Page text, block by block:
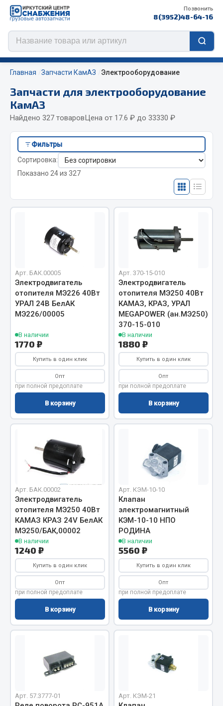
Позвонить
8(3952)48-64-16
Цепи противоскольжения
ЦЕПИ РОССИЯ
ЦЕПИ BOHU (Китай)
Изготовление цепей на колеса BOHU
QITONG
Отопители салона, подогреватели
Автономные воздушные отопители
Отопители салона
Подогреватели тосола
Весь раздел
Автотовары
Автозвук
Автокаталоги
Аксессуары автомобильные
Аптечки и знаки автомобильные
Брызговики
Вентиляторы кабины
Вымпела
Показать ещё
Весь раздел
Смазочные материалы
Масла
Охладжающие жидкости
Технические жидкости
Весь раздел
МЕТИЗЫ
Пресс-масленки
Главная Запчасти КамАЗ Электрооборудование
Запчасти для электрооборудование
КамАЗ
Найдено 327 товаровЦена от 17.6 ₽ до 33330 ₽
Фильтры
Сортировка:
Показано 24 из 327
Арт. БАК.00005
Электродвигатель
отопителя МЭ226 40Вт
УРАЛ 24В БелАК
МЭ226/00005
В наличии
1770 ₽
Купить в один клик
Опт
при полной предоплате
В корзину
Арт. 370-15-010
Электродвигатель
отопителя МЭ250 40Вт
КАМАЗ, КРАЗ, УРАЛ
MEGAPOWER (ан.МЭ250)
370-15-010
В наличии
1880 ₽
Купить в один клик
Опт
при полной предоплате
В корзину
Арт. БАК.00002
Электродвигатель
отопителя МЭ250 40Вт
КАМАЗ КРАЗ 24V БелАК
МЭ250/БАК,00002
В наличии
1240 ₽
Купить в один клик
Опт
при полной предоплате
В корзину
Арт. КЭМ-10-10
Клапан
электромагнитный
КЭМ-10-10 НПО
РОДИНА
В наличии
5560 ₽
Купить в один клик
Опт
при полной предоплате
В корзину
Арт. 57.3777-01 Арт. КЭМ-21